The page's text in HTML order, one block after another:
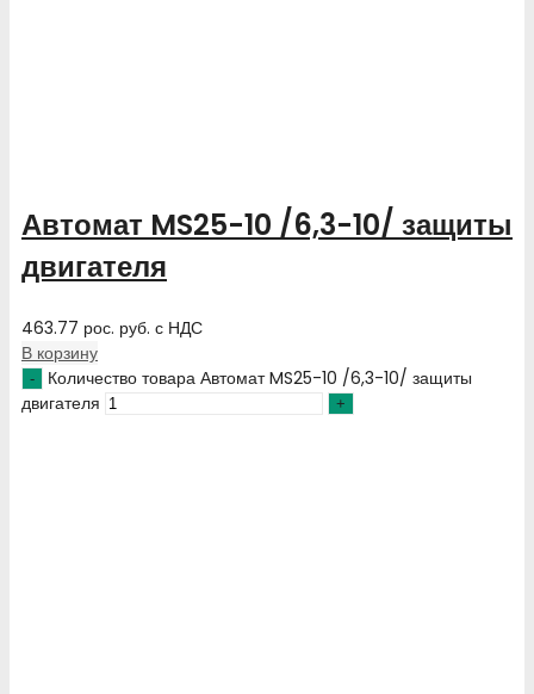
Автомат MS25-10 /6,3-10/ защиты
двигателя
463.77 рос. руб. с НДС
В корзину
Количество товара Автомат MS25-10 /6,3-10/ защиты
двигателя